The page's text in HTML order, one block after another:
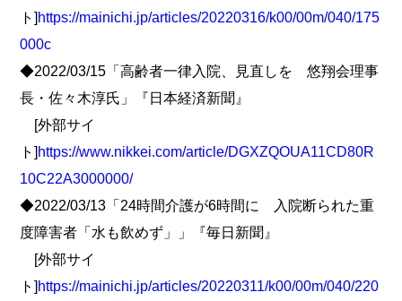
ト] https://mainichi.jp/articles/20220316/k00/00m/040/175
000c
◆2022/03/15「高齢者一律入院、見直しを 悠翔会理事
長・佐々木淳氏」『日本経済新聞』
[外部サイ
ト] https://www.nikkei.com/article/DGXZQOUA11CD80R
10C22A3000000/
◆2022/03/13「24時間介護が6時間に 入院断られた重
度障害者「水も飲めず」」『毎日新聞』
[外部サイ
ト] https://mainichi.jp/articles/20220311/k00/00m/040/220